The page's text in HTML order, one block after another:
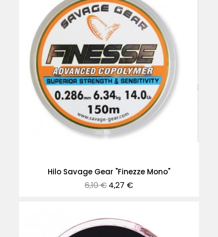
Hilo Savage Gear "Finezze Mono"
Precio
normal
6,10 €Precio
4,27 €